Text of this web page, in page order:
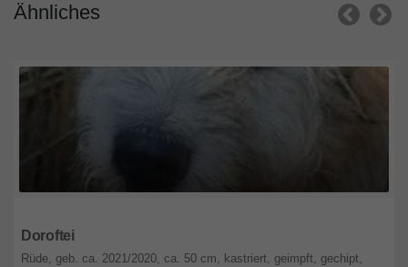
Ähnliches
Doroftei
Rüde, geb. ca. 2021/2020, ca. 50 cm, kastriert, geimpft, gechipt,